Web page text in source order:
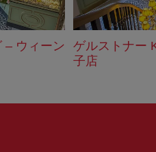
– ウィーン
ゲルストナー
子店